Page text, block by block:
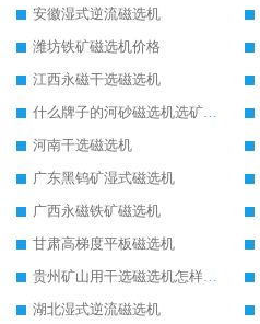
安徽湿式逆流磁选机
潍坊铁矿磁选机价格
江西永磁干选磁选机
什么牌子的河砂磁选机选矿效果好
河南干选磁选机
广东黑钨矿湿式磁选机
广西永磁铁矿磁选机
甘肃高梯度平板磁选机
贵州矿山用干选磁选机怎样调磁
湖北湿式逆流磁选机